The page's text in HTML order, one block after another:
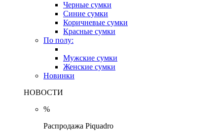
Черные сумки
Синие сумки
Коричневые сумки
Красные сумки
По полу:
Мужские сумки
Женские сумки
Новинки
НОВОСТИ
%
Распродажа Piquadro